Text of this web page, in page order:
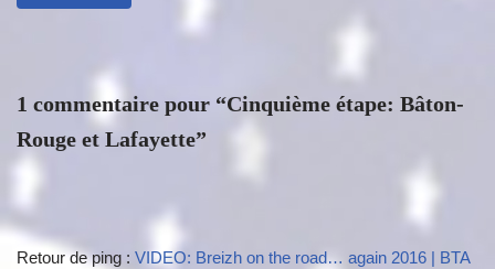
1 commentaire pour “Cinquième étape: Bâton-
Rouge et Lafayette”
Retour de ping : VIDEO: Breizh on the road… again 2016 | BTA